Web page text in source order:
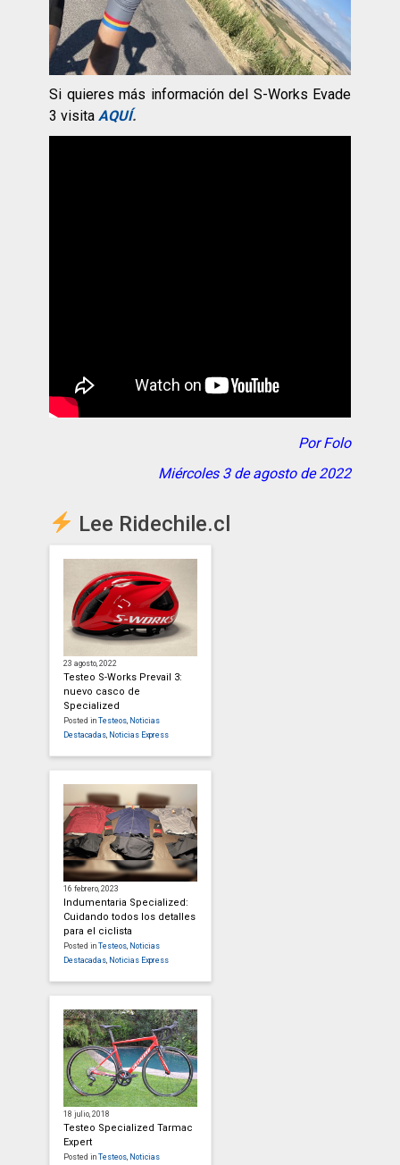
Si quieres más información del S-Works Evade
3 visita AQUÍ.
Por Folo
Miércoles 3 de agosto de 2022
Lee Ridechile.cl
23 agosto, 2022
Testeo S-Works Prevail 3:
nuevo casco de
Specialized
Posted in Testeos, Noticias
Destacadas, Noticias Express
16 febrero, 2023
Indumentaria Specialized:
Cuidando todos los detalles
para el ciclista
Posted in Testeos, Noticias
Destacadas, Noticias Express
18 julio, 2018
Testeo Specialized Tarmac
Expert
Posted in Testeos Noticias